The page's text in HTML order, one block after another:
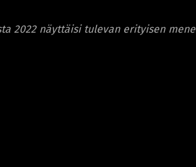
2022 näyttäisi tulevan erityisen